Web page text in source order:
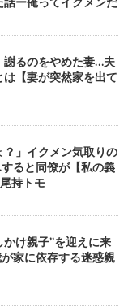
謝るのをやめた妻…夫
【妻が突然家を出て
？」イクメン気取りの
ると同僚が【私の義
持トモ
かけ親子”を迎えに来
家に依存する迷惑親